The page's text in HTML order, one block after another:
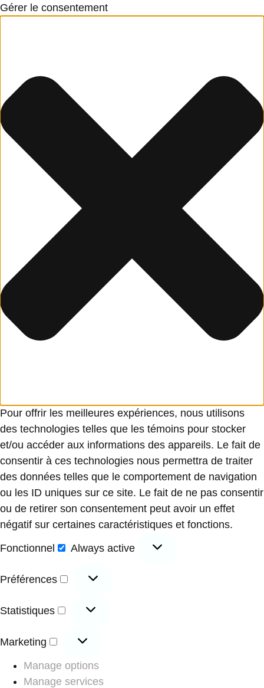
Gérer le consentement
Pour offrir les meilleures expériences, nous utilisons
des technologies telles que les témoins pour stocker
et/ou accéder aux informations des appareils. Le fait de
consentir à ces technologies nous permettra de traiter
des données telles que le comportement de navigation
ou les ID uniques sur ce site. Le fait de ne pas consentir
ou de retirer son consentement peut avoir un effet
négatif sur certaines caractéristiques et fonctions.
Fonctionnel
Always active
Préférences
Statistiques
Marketing
Manage options
Manage services